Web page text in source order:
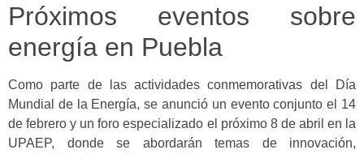
Próximos eventos sobre
energía en Puebla
Como parte de las actividades conmemorativas del Día
Mundial de la Energía, se anunció un evento conjunto el 14
de febrero y un foro especializado el próximo 8 de abril en la
UPAEP, donde se abordarán temas de innovación,